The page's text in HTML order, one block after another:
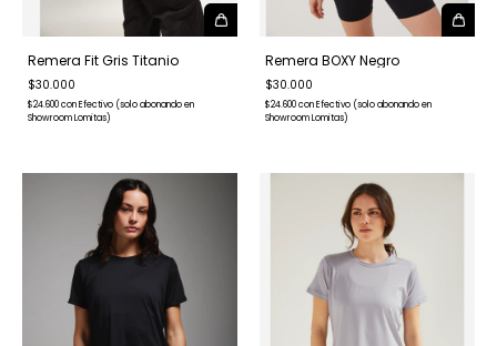
Remera Fit Gris Titanio
$30.000
$24.600conEfectivo (solo abonando en
Showroom Lomitas)
Remera BOXY Negro
$30.000
$24.600conEfectivo (solo abonando en
Showroom Lomitas)